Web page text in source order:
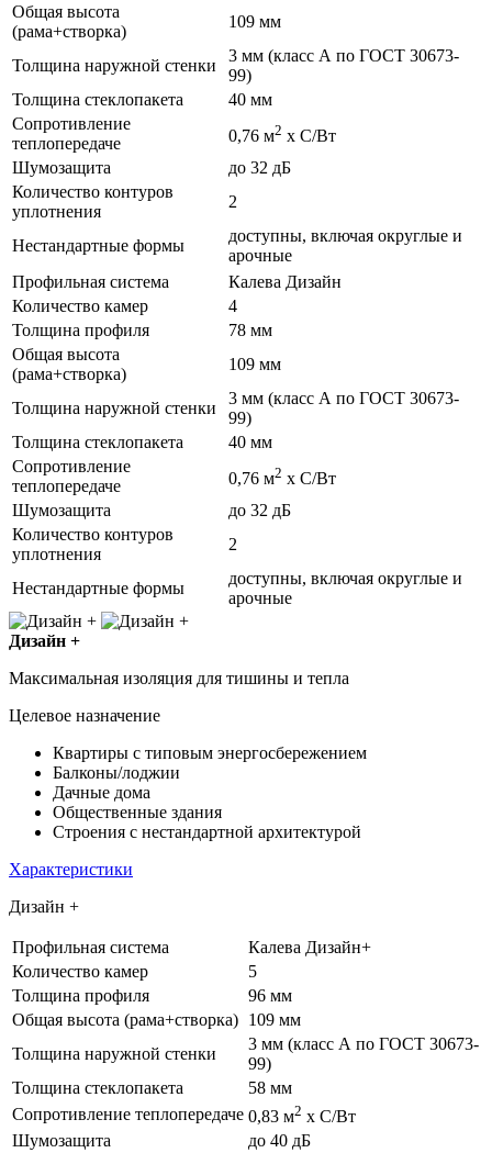
Общая высота
(рама+створка)
109 мм
Толщина наружной стенки
3 мм (класс А по ГОСТ 30673-
99)
Толщина стеклопакета
40 мм
Сопротивление
теплопередаче
0,76 м2 х С/Вт
Шумозащита
до 32 дБ
Количество контуров
уплотнения
2
Нестандартные формы
доступны, включая округлые и
арочные
Профильная система
Калева Дизайн
Количество камер
4
Толщина профиля
78 мм
Общая высота
(рама+створка)
109 мм
Толщина наружной стенки
3 мм (класс А по ГОСТ 30673-
99)
Толщина стеклопакета
40 мм
Сопротивление
теплопередаче
0,76 м2 х С/Вт
Шумозащита
до 32 дБ
Количество контуров
уплотнения
2
Нестандартные формы
доступны, включая округлые и
арочные
Дизайн +
Максимальная изоляция для тишины и тепла
Целевое назначение
Квартиры с типовым энергосбережением
Балконы/лоджии
Дачные дома
Общественные здания
Строения с нестандартной архитектурой
Характеристики
Дизайн +
Профильная система
Калева Дизайн+
Количество камер
5
Толщина профиля
96 мм
Общая высота (рама+створка) 109 мм
Толщина наружной стенки
3 мм (класс А по ГОСТ 30673-
99)
Толщина стеклопакета
58 мм
Сопротивление теплопередаче 0,83 м2 х С/Вт
Шумозащита
до 40 дБ